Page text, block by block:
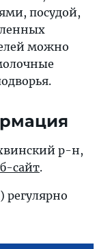
посудой,
можно
р-н,
сайт.
регулярно